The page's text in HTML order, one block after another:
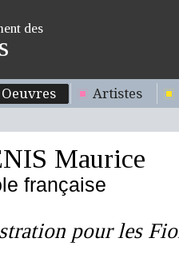
des
Oeuvres Artistes
Maurice
française
pour les